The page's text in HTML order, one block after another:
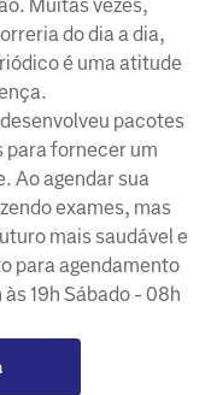
Muitas vezes,
do dia a dia,
é uma atitude
pacotes
fornecer um
Ao agendar sua
exames, mas
mais saudável e
para agendamento
19h Sábado - 08h